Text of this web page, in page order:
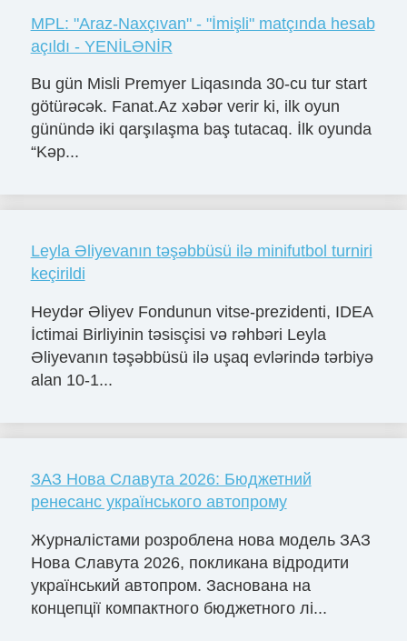
MPL: "Araz-Naxçıvan" - "İmişli" matçında hesab
açıldı - YENİLƏNİR
Bu gün Misli Premyer Liqasında 30-cu tur start
götürəcək. Fanat.Az xəbər verir ki, ilk oyun
günündə iki qarşılaşma baş tutacaq. İlk oyunda
“Kəp...
Leyla Əliyevanın təşəbbüsü ilə minifutbol turniri
keçirildi
Heydər Əliyev Fondunun vitse-prezidenti, IDEA
İctimai Birliyinin təsisçisi və rəhbəri Leyla
Əliyevanın təşəbbüsü ilə uşaq evlərində tərbiyə
alan 10-1...
ЗАЗ Нова Славута 2026: Бюджетний
ренесанс українського автопрому
Журналістами розроблена нова модель ЗАЗ
Нова Славута 2026, покликана відродити
український автопром. Заснована на
концепції компактного бюджетного лі...